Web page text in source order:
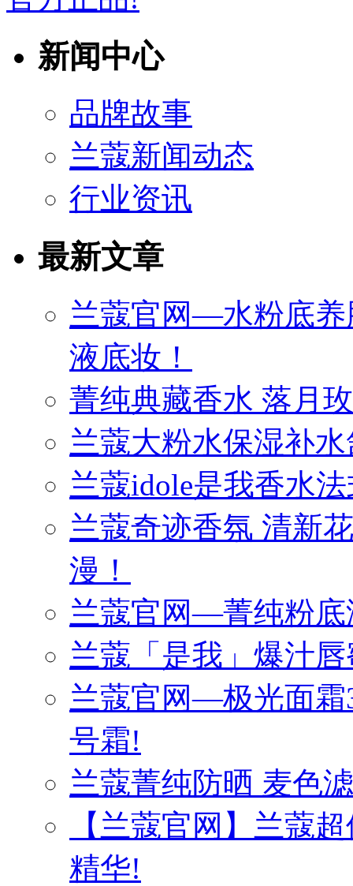
新闻中心
品牌故事
兰蔻新闻动态
行业资讯
最新文章
兰蔻官网—水粉底养
液底妆！
菁纯典藏香水 落月
兰蔻大粉水保湿补
兰蔻idole是我香水
兰蔻奇迹香氛 清新
漫！
兰蔻官网—菁纯粉底
兰蔻「是我」爆汁
兰蔻官网—极光面霜
号霜!
兰蔻菁纯防晒 麦色
【兰蔻官网】兰蔻
精华!